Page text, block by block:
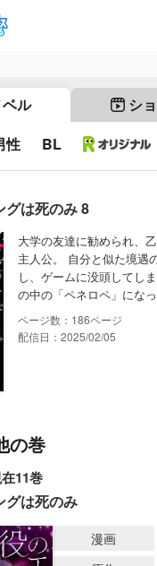
ル シ
性 BL
グは死のみ 8
大学の友達に勧められ、
主人公。 自分と似た境遇
し、ゲームに没頭してし
の中の「ペネロペ」にな
186
配信日：2025/02/05
の巻
11巻
グは死のみ
漫画